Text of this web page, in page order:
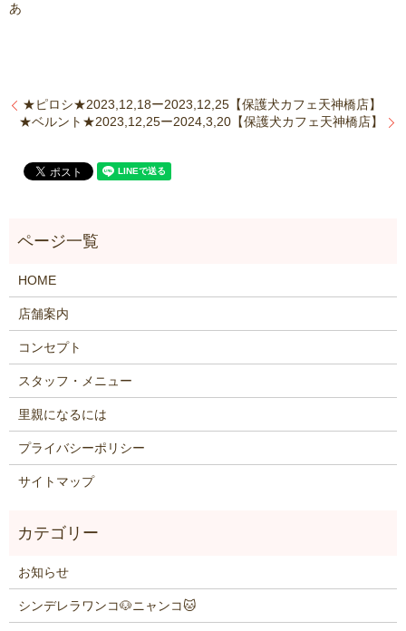
あ
★ピロシ★2023,12,18ー2023,12,25【保護犬カフェ天神橋店】
★ベルント★2023,12,25ー2024,3,20【保護犬カフェ天神橋店】
HOME
店舗案内
コンセプト
スタッフ・メニュー
里親になるには
プライバシーポリシー
サイトマップ
お知らせ
シンデレラワンコ🐶ニャンコ🐱